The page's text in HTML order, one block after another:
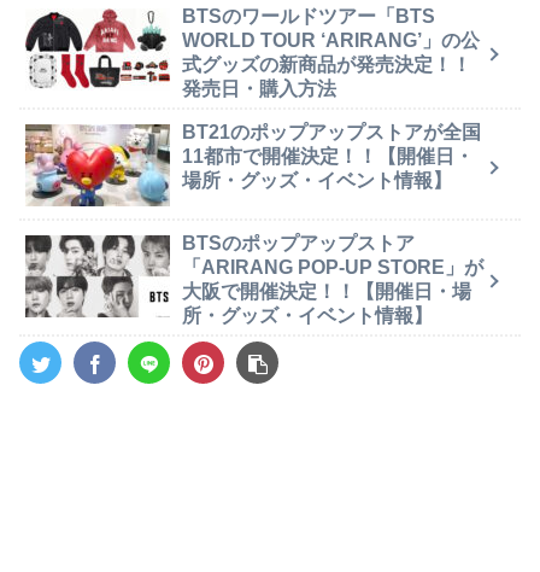
BTSのワールドツアー「BTS
WORLD TOUR ‘ARIRANG’」の公
式グッズの新商品が発売決定！！
発売日・購入方法
BT21のポップアップストアが全国
11都市で開催決定！！【開催日・
場所・グッズ・イベント情報】
BTSのポップアップストア
「ARIRANG POP-UP STORE」が
大阪で開催決定！！【開催日・場
所・グッズ・イベント情報】